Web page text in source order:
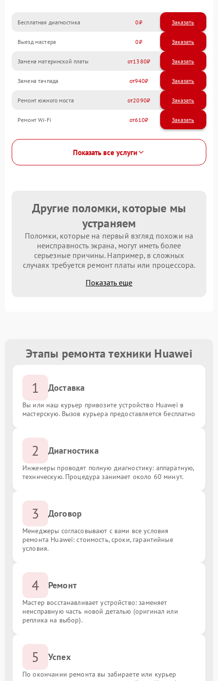
Бесплатная диагностика 0 Заказать
Выезд мастера 0 Заказать
Замена материнской платы 1380
Замена тачпада 940
Ремонт южного моста 2090
Ремонт Wi-Fi 610
Показать все услуги
Другие поломки, которые мы
устраняем
Поломки, которые на первый взгляд похожи на
неисправность экрана, могут иметь более
серьезные причины. Например, в сложных
случаях требуется ремонт платы или процессора.
Показать еще
Этапы ремонта техники Huawei
1 Доставка
Вы или наш курьер привозите устройство Huawei в
мастерскую. Вызов курьера предоставляется бесплатно
2 Диагностика
Инженеры проводят полную диагностику: аппаратную,
техническую. Процедура занимает около 60 минут.
3 Договор
Менеджеры согласовывают с вами все условия
ремонта Huawei: стоимость, сроки, гарантийные
условия.
4 Ремонт
Мастер восстанавливает устройство: заменяет
неисправную часть новой деталью (оригинал или
реплика на выбор).
5 Успех
По окончании ремонта вы забираете или курьер